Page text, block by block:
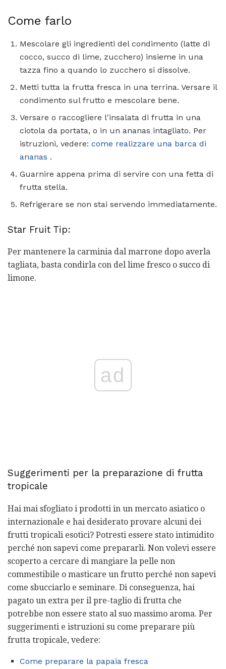
Come farlo
Mescolare gli ingredienti del condimento (latte di
cocco, succo di lime, zucchero) insieme in una
tazza fino a quando lo zucchero si dissolve.
Metti tutta la frutta fresca in una terrina. Versare il
condimento sul frutto e mescolare bene.
Versare o raccogliere l'insalata di frutta in una
ciotola da portata, o in un ananas intagliato. Per
istruzioni, vedere: come realizzare una barca di
ananas .
Guarnire appena prima di servire con una fetta di
frutta stella.
Refrigerare se non stai servendo immediatamente.
Star Fruit Tip:
Per mantenere la carminia dal marrone dopo averla
tagliata, basta condirla con del lime fresco o succo di
limone.
ad
Suggerimenti per la preparazione di frutta
tropicale
Hai mai sfogliato i prodotti in un mercato asiatico o
internazionale e hai desiderato provare alcuni dei
frutti tropicali esotici? Potresti essere stato intimidito
perché non sapevi come prepararli. Non volevi essere
scoperto a cercare di mangiare la pelle non
commestibile o masticare un frutto perché non sapevi
come sbucciarlo e seminare. Di conseguenza, hai
pagato un extra per il pre-taglio di frutta che
potrebbe non essere stato al suo massimo aroma. Per
suggerimenti e istruzioni su come preparare più
frutta tropicale, vedere:
Come preparare la papaia fresca